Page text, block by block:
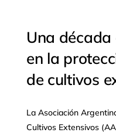
Una
en la
de cultivos
La Asociación
Cultivos Extensivos